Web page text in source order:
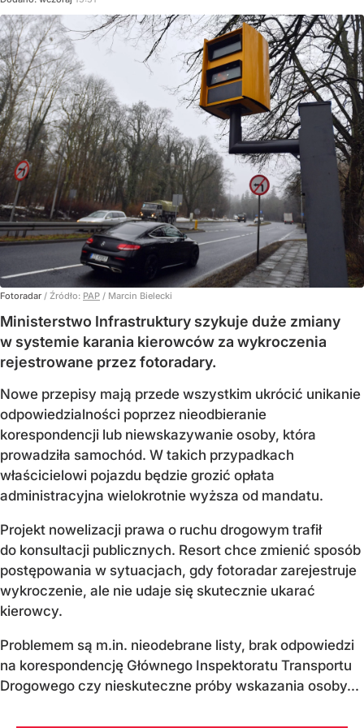
Fotoradar / Źródło: PAP / Marcin Bielecki
Ministerstwo Infrastruktury szykuje duże zmiany
w systemie karania kierowców za wykroczenia
rejestrowane przez fotoradary.
Nowe przepisy mają przede wszystkim ukrócić unikanie
odpowiedzialności poprzez nieodbieranie
korespondencji lub niewskazywanie osoby, która
prowadziła samochód. W takich przypadkach
właścicielowi pojazdu będzie grozić opłata
administracyjna wielokrotnie wyższa od mandatu.
Projekt nowelizacji prawa o ruchu drogowym trafił
do konsultacji publicznych. Resort chce zmienić sposób
postępowania w sytuacjach, gdy fotoradar zarejestruje
wykroczenie, ale nie udaje się skutecznie ukarać
kierowcy.
Problemem są m.in. nieodebrane listy, brak odpowiedzi
na korespondencję Głównego Inspektoratu Transportu
Drogowego czy nieskuteczne próby wskazania osoby...